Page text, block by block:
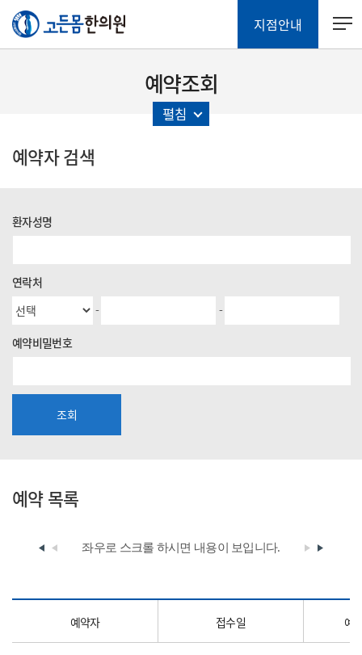
지점안내
예약조회
펼침
예약자 검색
환자성명
연락처
-
-
예약비밀번호
조회
예약 목록
좌우로 스크롤 하시면 내용이 보입니다.
예약자 접수일 예